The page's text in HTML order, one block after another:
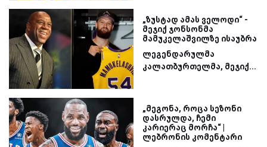
„ზუსტად ამას ველოდი“ -
მეჯიქ ჯონსონმა
მამუკელაშვილზე ისაუბრა
ლეგენდარულმა
კალათბურთელმა, მეჯიქ...
„მეგონა, როცა სეზონი
დასრულდა, ჩემი
კარიერაც მორჩა“ |
ლებრონის კომენტარი